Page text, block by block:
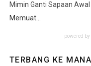
Mimin Ganti Sapaan
Memuat...
powered by
TERBANG KE